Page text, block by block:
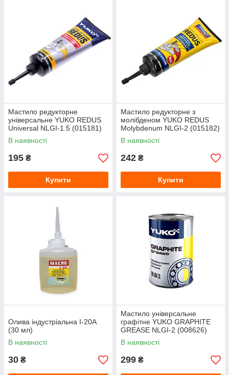
Мастило редукторне
універсальне YUKO REDUS
Universal NLGI-1.5 (015181)
100 г
В наявності
195 ₴
Купити
Мастило редукторне з
молібденом YUKO REDUS
Molybdenum NLGI-2 (015182)
100 г
В наявності
242 ₴
Купити
Олива індустріальна І-20А
(30 мл)
В наявності
30 ₴
Мастило універсальне
графітне YUKO GRAPHITE
GREASE NLGI-2 (008626)
800 г
В наявності
299 ₴